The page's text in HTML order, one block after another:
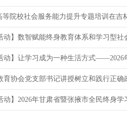
等院校社会服务能力提升专题培训在吉
动】数智赋能终身教育体系和学习型
动】让学习成为一种生活方式
育协会党支部书记讲授树立和践行正确
动】2026年甘肃省暨张掖市全民终身